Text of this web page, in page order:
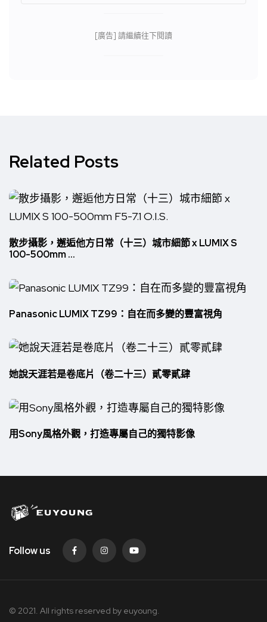
[廣告] 請繼續往下閱讀
Related Posts
散步攝影，邂逅他方日常（十三）城市細節 x LUMIX S
100-500mm ...
Panasonic LUMIX TZ99：自在而多變的豐富視角
她說天涯若是卷底片（卷二十三）貳零貳肆
用Sony風格外觀，打造專屬自己的獨特影像
Follow us
© 2021. All rights reserved by euyoung.